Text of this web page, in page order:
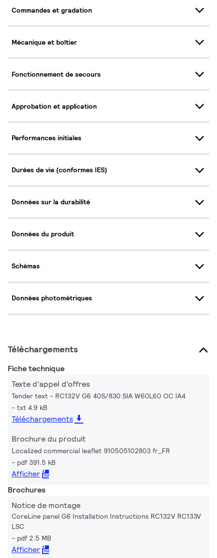
Commandes et gradation
Mécanique et boîtier
Fonctionnement de secours
Approbation et application
Performances initiales
Durées de vie (conformes IES)
Données sur la durabilité
Données du produit
Schémas
Données photométriques
Téléchargements
Fiche technique
Texte d’appel d’offres
Tender text - RC132V G6 40S/830 SIA W60L60 OC IA4
txt 4.9 kB
Téléchargements
Brochure du produit
Localized commercial leaflet 910505102803 fr_FR
pdf 391.5 kB
Afficher
Brochures
Notice de montage
CoreLine panel G6 Installation Instructions RC132V RC133V
LSC
pdf 2.5 MB
Afficher